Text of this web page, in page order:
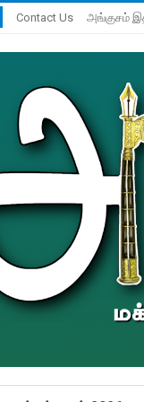
Contact Us அங்குசம்